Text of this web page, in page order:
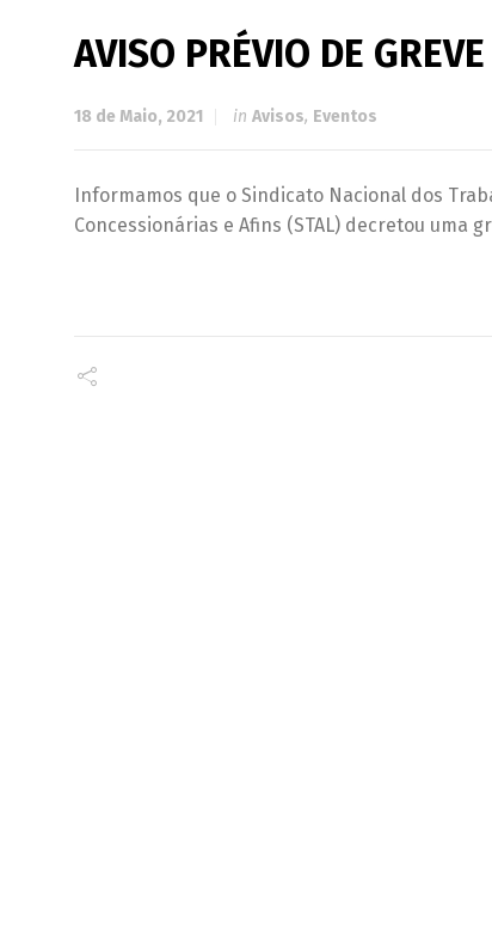
AVISO PRÉVIO DE GREVE
18 de Maio, 2021 in Avisos, Eventos
Informamos que o Sindicato Nacional dos
Concessionárias e Afins (STAL) decretou uma